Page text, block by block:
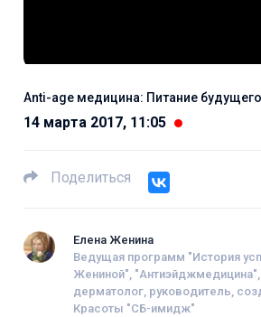
Anti-age медицина: Питание будущего
14 марта 2017, 11:05
Поделиться
Елена Женина
Ведущая программ "История
Жениной",
дерматолог, руководитель,
Красоты "СБ-имидж"